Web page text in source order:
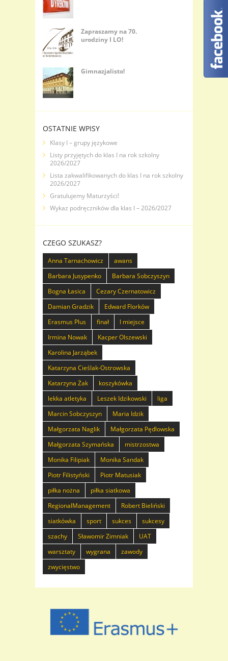
Zapraszamy na 70.
urodziny I LO!
Gimnazjalisto!
OSTATNIE WPISY
Klasy I – grupy językowe
Listy przyjętych do klas I na rok szkolny
2026/2027
Lista zakwalifikowanych do klas I na rok szkolny
2026/2027
Gratulujemy Maturzyści!
Wykaz podręczników dla klas I – 2026/2027
CZEGO SZUKASZ?
Anna Tarnachowicz
awans
Barbara Jusypenko
Barbara Sobczyszyn
Bogna Łasica
Cezary Czernatowicz
Damian Gradzik
Edward Florków
Erasmus Plus
finał
I miejsce
Irmina Nowak
Kacper Olszewski
Karolina Jarząbek
Katarzyna Cieślak-Ostrowska
Katarzyna Żak
koszykówka
lekka atletyka
Leszek Idzikowski
liga
Marcin Sobczyszyn
Maria Idzik
Małgorzata Naglik
Małgorzata Pędlowska
Małgorzata Szymańska
mistrzostwa
Monika Filipiak
Monika Sandak
Piotr Filistyński
Piotr Matusiak
piłka nożna
piłka siatkowa
RegionalManagement
Robert Bieliński
siatkówka
sport sukces
sukcesy
szachy
Sławomir Zimniak
UAT
warsztaty
wygrana
zawody
zwycięstwo